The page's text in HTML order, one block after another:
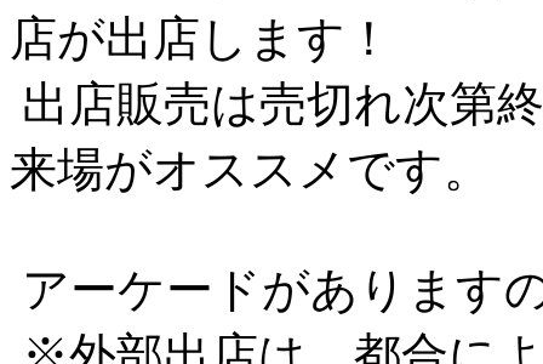
店が出店します！
出店販売は売切れ次第
来場がオススメです。
アーケードがあります